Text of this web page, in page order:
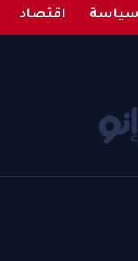
سياسة اقتصاد